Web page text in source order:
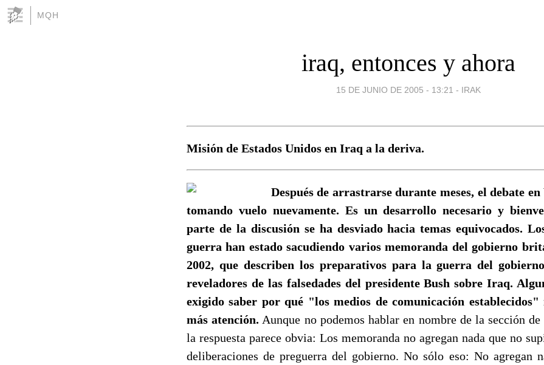
MQH
iraq, entonces y ahora
15 DE JUNIO DE 2005 - 13:21 - IRAK
Misión de Estados Unidos en Iraq a la deriva.
Después de arrastrarse durante meses, el debate
tomando vuelo nuevamente. Es un desarrollo necesario y
parte de la discusión se ha desviado hacia temas equivocados.
guerra han estado sacudiendo varios memoranda del gobierno
2002, que describen los preparativos para la guerra del
reveladores de las falsedades del presidente Bush sobre Iraq.
exigido saber por qué "los medios de comunicación establecidos"
más atención. Aunque no podemos hablar en nombre de la sección
la respuesta parece obvia: Los memoranda no agregan nada que no
deliberaciones de preguerra del gobierno. No sólo eso: No agregan